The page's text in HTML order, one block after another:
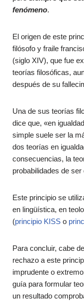
fenómeno.
El origen de este
filósofo y fraile
(siglo XIV), que fue
teorías filosóficas,
después de su
Una de sus teorías
dice que, «en
simple suele ser la
dos teorías en
consecuencias, la
probabilidades de
Este principio se
en lingüística, en
(principio KISS o
Para concluir, cabe
rechazo a este
imprudente o
guía para formular
un resultado